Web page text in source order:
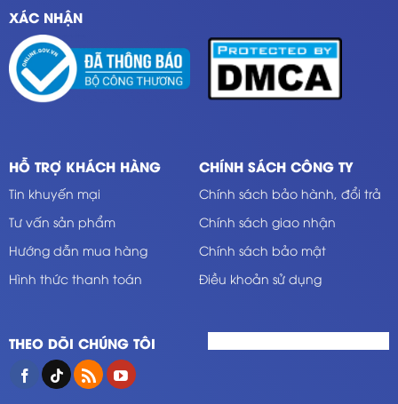
XÁC NHẬN
HỖ TRỢ KHÁCH HÀNG
Tin khuyến mại
Tư vấn sản phẩm
Hướng dẫn mua hàng
Hình thức thanh toán
CHÍNH SÁCH CÔNG TY
Chính sách bảo hành, đổi trả
Chính sách giao nhận
Chính sách bảo mật
Điều khoản sử dụng
THEO DÕI CHÚNG TÔI